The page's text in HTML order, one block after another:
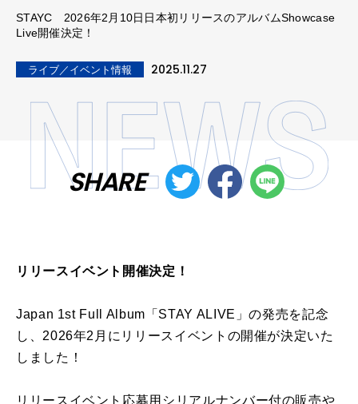
STAYC 2026年2月10日日本初リリースのアルバムShowcase
Live開催決定！
ライブ／イベント情報 2025.11.27
SHARE
リリースイベント開催決定！
Japan 1st Full Album「STAY ALIVE」の発売を記念
し、2026年2月にリリースイベントの開催が決定いた
しました！
リリースイベント応募用シリアルナンバー付の販売や